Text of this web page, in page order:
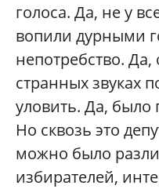
голоса. Да, не у
вопили дурными
непотребство.
странных звуках
уловить. Да,
Но сквозь это
можно было
избирателей,